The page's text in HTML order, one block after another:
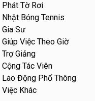
Phát Tờ Rơi
Nhặt Bóng Tennis
Gia Sư
Giúp Việc Theo Giờ
Trợ Giảng
Cộng Tác Viên
Lao Động Phổ Thông
Việc Khác